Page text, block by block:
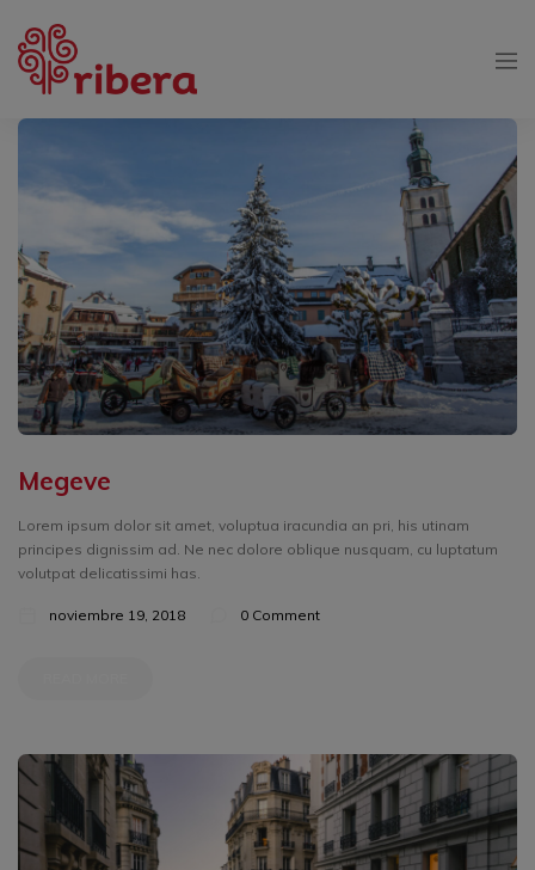
Megeve
Lorem ipsum dolor sit amet, voluptua iracundia an pri, his utinam
principes dignissim ad. Ne nec dolore oblique nusquam, cu luptatum
volutpat delicatissimi has.
noviembre 19, 2018 0 Comment